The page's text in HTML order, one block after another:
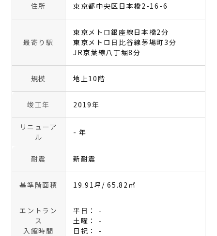
住所 東京都中央区日本橋2-16-6
最寄り駅
東京メトロ銀座線日本橋2分
東京メトロ日比谷線茅場町3分
JR京葉線八丁堀8分
規模 地上10階
竣工年 2019年
リニューア
ル
- 年
耐震 新耐震
基準階面積 19.91坪 / 65.82㎡
エントラン
ス
入館時間
平日： -
土曜： -
日祝： -